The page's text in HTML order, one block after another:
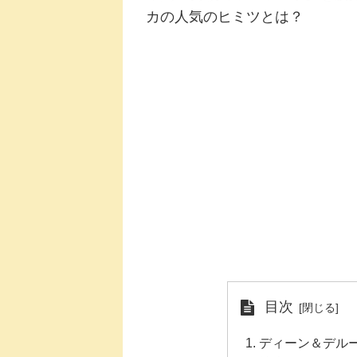
カの人気のヒミツとは？
目次
ディーン＆デル